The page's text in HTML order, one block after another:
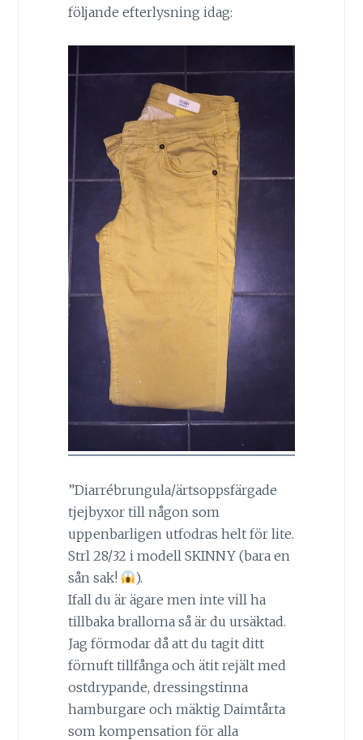
följande efterlysning idag:
”Diarrébrungula/ärtsoppsfärgade
tjejbyxor till någon som
uppenbarligen utfodras helt för lite.
Strl 28/32 i modell SKINNY (bara en
sån sak!
).
Ifall du är ägare men inte vill ha
tillbaka brallorna så är du ursäktad.
Jag förmodar då att du tagit ditt
förnuft tillfånga och ätit rejält med
ostdrypande, dressingstinna
hamburgare och mäktig Daimtårta
som kompensation för alla